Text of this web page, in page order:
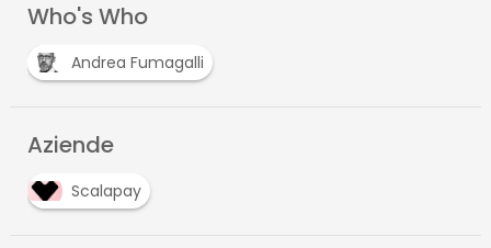
Who's Who
Andrea Fumagalli
Aziende
Scalapay